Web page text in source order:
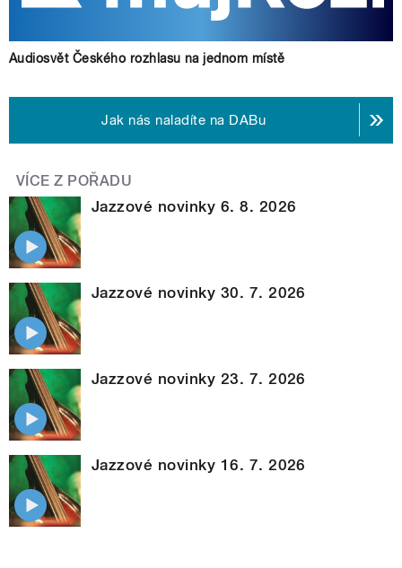
Audiosvět Českého rozhlasu na jednom místě
Jak nás naladíte na DABu
VÍCE Z POŘADU
Jazzové novinky 6. 8. 2026
Jazzové novinky 30. 7. 2026
Jazzové novinky 23. 7. 2026
Jazzové novinky 16. 7. 2026